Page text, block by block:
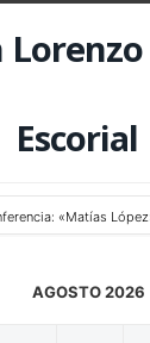
«Matías
AGOSTO 2026